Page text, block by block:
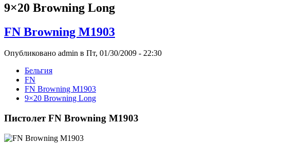
9×20 Browning Long
FN Browning M1903
Опубликовано admin в Пт, 01/30/2009 - 22:30
Бельгия
FN
FN Browning M1903
9×20 Browning Long
Пистолет FN Browning M1903